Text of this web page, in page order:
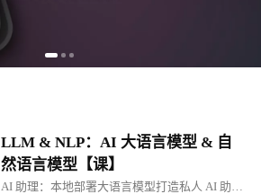
LLM & NLP：AI 大语言模型 & 自
然语言模型【课】
AI 助理：本地部署大语言模型打造私人 AI 助理。帮助：高效学习、行业咨询、知识问答...